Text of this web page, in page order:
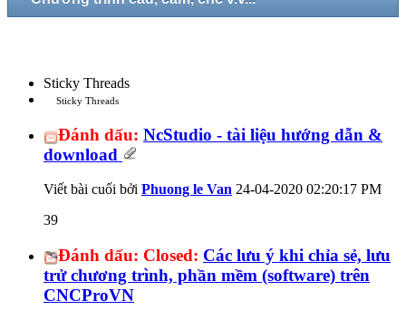
Sticky Threads
Sticky Threads
Đánh dấu: NcStudio - tài liệu hướng dẫn &
download
Viết bài cuối bởi Phuong le Van 24-04-2020 02:20:17 PM
39
Đánh dấu: Closed: Các lưu ý khi chỉa sẻ, lưu
trử chương trình, phần mềm (software) trên
CNCProVN